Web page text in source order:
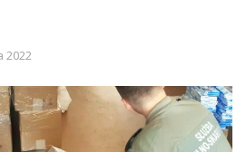
2022